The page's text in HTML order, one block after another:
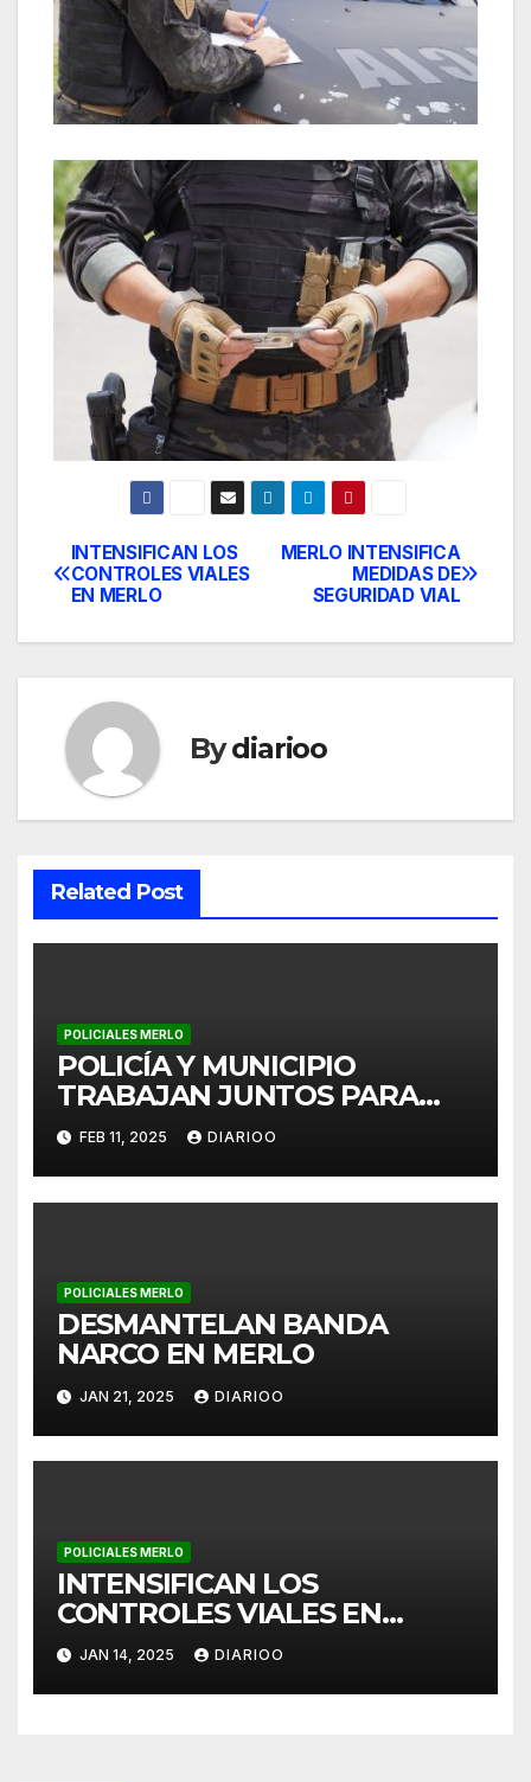
Post
navigation
MERLO INTENSIFICA
MEDIDAS DE
SEGURIDAD VIAL
INTENSIFICAN LOS
CONTROLES VIALES
EN MERLO
Bydiarioo
Related Post
POLICIALES MERLO
POLICÍA Y MUNICIPIO
TRABAJAN JUNTOS PARA
MEJORAR LA SEGURIDAD
VIAL
FEB 11, 2025 DIARIOO
POLICIALES MERLO
DESMANTELAN BANDA
NARCO EN MERLO
JAN 21, 2025 DIARIOO
POLICIALES MERLO
INTENSIFICAN LOS
CONTROLES VIALES EN
MERLO
JAN 14, 2025 DIARIOO